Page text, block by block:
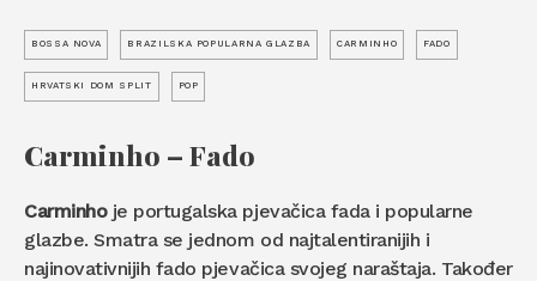
BOSSA NOVA BRAZILSKA POPULARNA GLAZBA CARMINHO FADO
HRVATSKI DOM SPLIT POP
Carminho – Fado
Carminhoje portugalska pjevačica fada i popularne
glazbe. Smatra se jednom od najtalentiranijih i
najinovativnijih fado pjevačica svojeg naraštaja. Također